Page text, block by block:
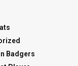
Badgers